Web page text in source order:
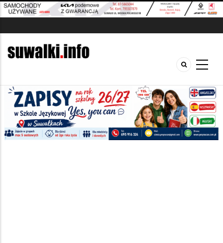
Szukana fraza w ogłoszeniach